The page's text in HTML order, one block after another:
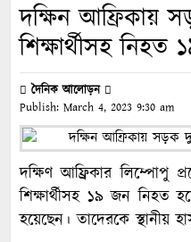
দক্ষিন আফ্রিকায়
শিক্ষার্থীসহ নিহত
দৈনিক আলোড়ন
Publish: March 4, 2023 9:30 am
দক্ষিণ আফ্রিকার লিম্পোপু
শিক্ষার্থীসহ ১৯ জন নিহত
হয়েছেন। তাদেরকে স্থানীয়